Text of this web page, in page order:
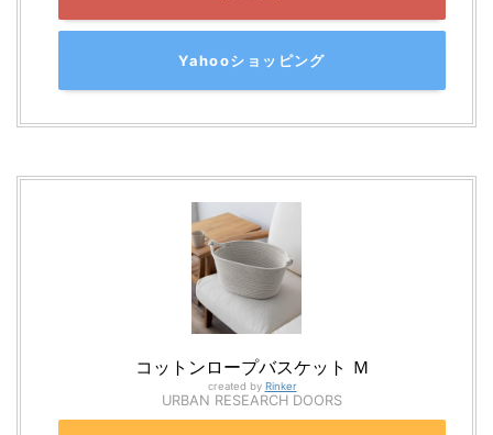
Yahooショッピング
コットンロープバスケット Ｍ
created by Rinker
URBAN RESEARCH DOORS